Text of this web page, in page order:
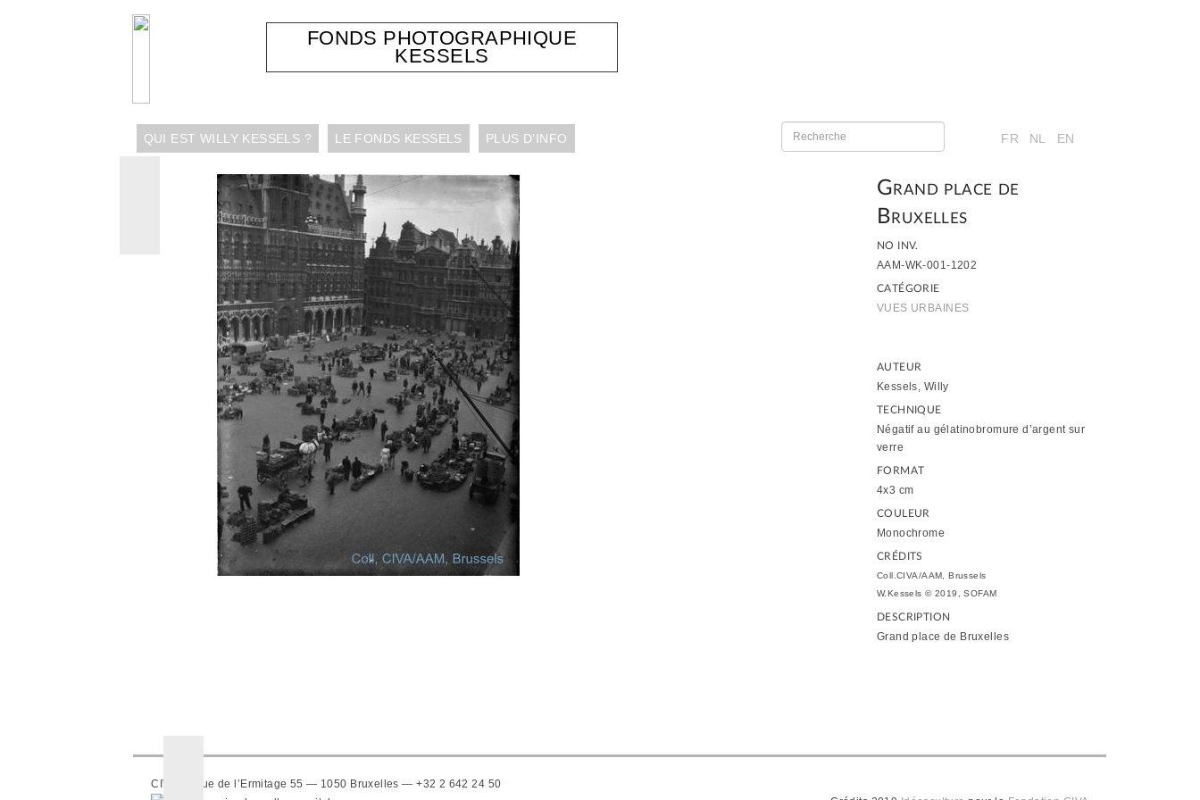
FONDS PHOTOGRAPHIQUE
KESSELS
FR NL EN
QUI EST WILLY KESSELS ? LE FONDS KESSELS PLUS D’INFO
Grand place de
Bruxelles
NO INV.
AAM-WK-001-1202
CATÉGORIE
VUES URBAINES
AUTEUR
Kessels, Willy
TECHNIQUE
Négatif au gélatinobromure d’argent sur
verre
FORMAT
4x3 cm
COULEUR
Monochrome
CRÉDITS
Coll.CIVA/AAM, Brussels
W.Kessels © 2019, SOFAM
DESCRIPTION
Grand place de Bruxelles
CIVA — Rue de l’Ermitage 55 — 1050 Bruxelles — +32 2 642 24 50